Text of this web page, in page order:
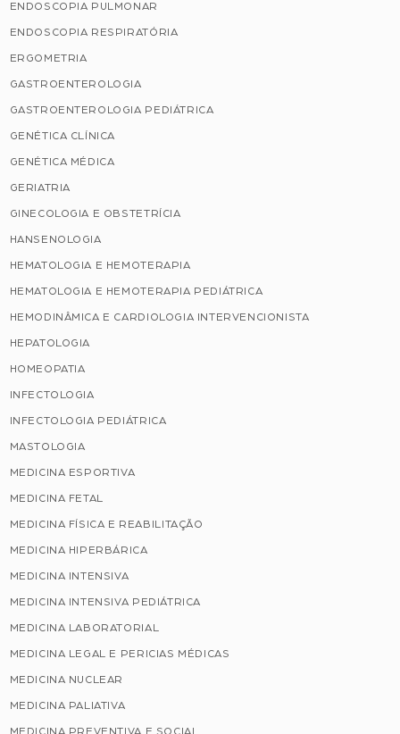
ENDOSCOPIA PULMONAR
ENDOSCOPIA RESPIRATÓRIA
ERGOMETRIA
GASTROENTEROLOGIA
GASTROENTEROLOGIA PEDIÁTRICA
GENÉTICA CLÍNICA
GENÉTICA MÉDICA
GERIATRIA
GINECOLOGIA E OBSTETRÍCIA
HANSENOLOGIA
HEMATOLOGIA E HEMOTERAPIA
HEMATOLOGIA E HEMOTERAPIA PEDIÁTRICA
HEMODINÂMICA E CARDIOLOGIA INTERVENCIONISTA
HEPATOLOGIA
HOMEOPATIA
INFECTOLOGIA
INFECTOLOGIA PEDIÁTRICA
MASTOLOGIA
MEDICINA ESPORTIVA
MEDICINA FETAL
MEDICINA FÍSICA E REABILITAÇÃO
MEDICINA HIPERBÁRICA
MEDICINA INTENSIVA
MEDICINA INTENSIVA PEDIÁTRICA
MEDICINA LABORATORIAL
MEDICINA LEGAL E PERICIAS MÉDICAS
MEDICINA NUCLEAR
MEDICINA PALIATIVA
MEDICINA PREVENTIVA E SOCIAL